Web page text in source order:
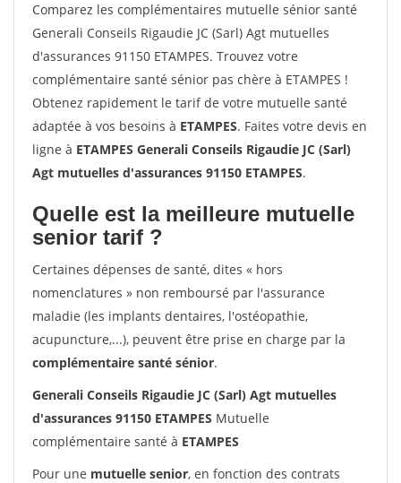
Comparez les complémentaires mutuelle sénior santé
Generali Conseils Rigaudie JC (Sarl) Agt mutuelles
d'assurances 91150 ETAMPES. Trouvez votre
complémentaire santé sénior pas chère à ETAMPES !
Obtenez rapidement le tarif de votre mutuelle santé
adaptée à vos besoins à ETAMPES. Faites votre devis en
ligne à ETAMPES Generali Conseils Rigaudie JC (Sarl)
Agt mutuelles d'assurances 91150 ETAMPES.
Quelle est la meilleure mutuelle
senior tarif ?
Certaines dépenses de santé, dites « hors
nomenclatures » non remboursé par l'assurance
maladie (les implants dentaires, l'ostéopathie,
acupuncture,...), peuvent être prise en charge par la
complémentaire santé sénior.
Generali Conseils Rigaudie JC (Sarl) Agt mutuelles
d'assurances 91150 ETAMPES Mutuelle
complémentaire santé à ETAMPES
Pour une mutuelle senior, en fonction des contrats